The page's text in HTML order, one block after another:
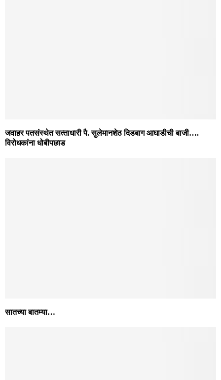
जवाहर पतसंस्थेत सत्‍ताधारी पै. सुलेमानशेठ दिडबाग आघाडीची बाजी….
विरोधकांना धोबीपछाड
सातच्या बातम्या…